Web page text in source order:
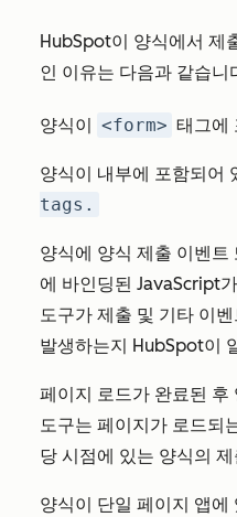
HubSpot이 양식에서 제
인 이유는 다음과 같습니
양식이 <form> 태그에
양식이 내부에 포함되어
tags.
양식에 양식 제출 이벤트
에 바인딩된 JavaScript
도구가 제출 및 기타 이
발생하는지 HubSpot이
페이지 로드가 완료된 후
도구는 페이지가 로드되
당 시점에 있는 양식의
양식이 단일 페이지 앱에